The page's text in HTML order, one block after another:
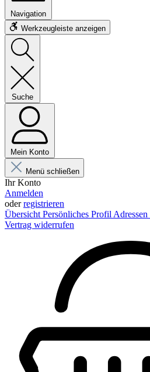
Navigation
Werkzeugleiste anzeigen
Suche
Mein Konto
Menü schließen
Ihr Konto
Anmelden
oderregistrieren
Übersicht Persönliches Profil Adressen
Vertrag widerrufen